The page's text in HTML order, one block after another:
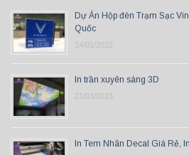
Dự Án Hộp đèn Trạm Sạc
Quốc
14/01/2022
In trần xuyên sáng 3D
21/03/2023
In Tem Nhãn Decal Giá Rẻ,